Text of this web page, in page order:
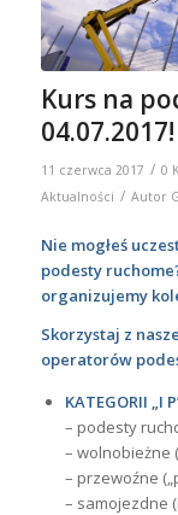
Kurs na
04.07.2017!
11 czerwca 2017 / 0
Aktualności / Autor
Nie mogłeś
podesty
organizujemy
Skorzystaj z
operatorów
KATEGORII „I
– podesty
– wolnobieżne
– przewoźne
– samojezdne